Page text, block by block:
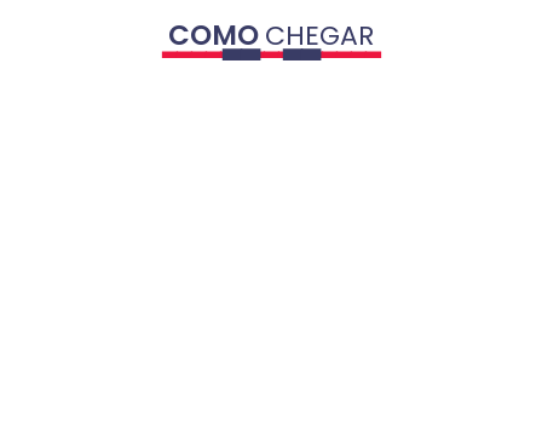
COMOCHEGAR